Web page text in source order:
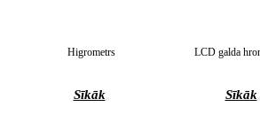
Higrometrs
Sīkāk
LCD galda
Sīkāk